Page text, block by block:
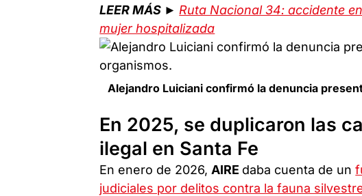
LEER MÁS ► Ruta Nacional 34: accidente
mujer hospitalizada
Alejandro Luiciani confirmó la denuncia
En 2025, se duplicaron las
ilegal en Santa Fe
En enero de 2026, AIRE daba cuenta de un
judiciales por delitos contra la fauna